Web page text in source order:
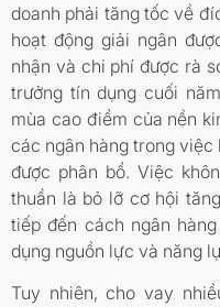
doanh phải tăng tốc về
hoạt động giải ngân
nhận và chi phí được rà
trưởng tín dụng cuối
mùa cao điểm của nền
các ngân hàng trong
được phân bổ. Việc
thuần là bỏ lỡ cơ hội
tiếp đến cách ngân
dụng nguồn lực và năng
Tuy nhiên, cho vay